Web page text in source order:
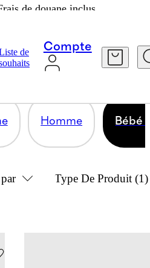
de douane inclus.
de
Compte
ENFANT
articles
Homme Bébé
Type De Produit (1)